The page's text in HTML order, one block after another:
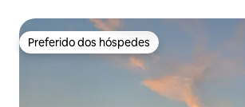
Preferido dos hóspedes
Preferido dos hóspedes